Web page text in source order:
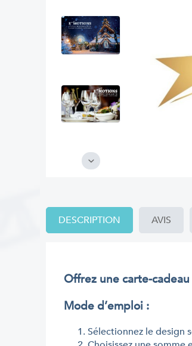
DESCRIPTION AVIS
Offrez une carte-
Mode d’emploi :
Sélectionnez le design